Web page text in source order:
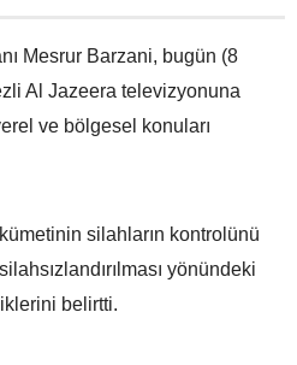
Mesrur Barzani, bugün (8
Al Jazeera televizyonuna
ve bölgesel konuları
silahların kontrolünü
yönündeki
belirtti.